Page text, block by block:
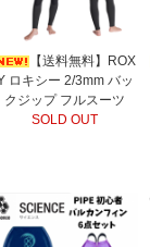
【送料無料】ROX
ロキシー 2/3mm バッ
クジップ フルスーツ
SOLD OUT